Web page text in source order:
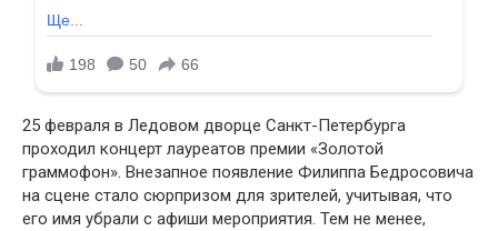
25 февраля в Ледовом дворце Санкт-Петербурга
проходил концерт лауреатов премии «Золотой
граммофон». Внезапное появление Филиппа Бедросовича
на сцене стало сюрпризом для зрителей, учитывая, что
его имя убрали с афиши мероприятия. Тем не менее,